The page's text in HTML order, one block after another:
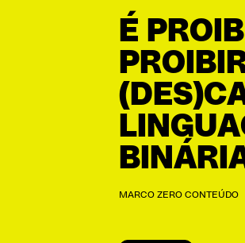
É
MARCO ZERO CONTEÚDO